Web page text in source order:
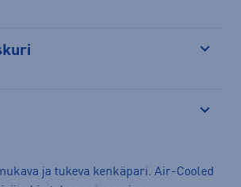
ja tukeva kenkäpari. Air-Cooled